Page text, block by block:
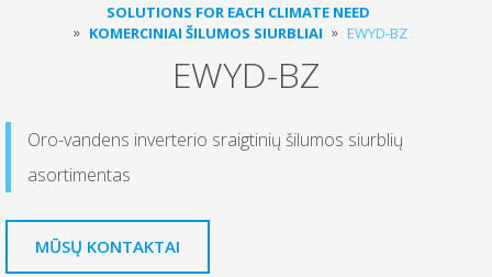
SOLUTIONS FOR EACH CLIMATE NEED
KOMERCINIAI ŠILUMOS SIURBLIAI
EWYD-BZ
EWYD-BZ
Oro-vandens inverterio sraigtinių šilumos siurblių
asortimentas
MŪSŲ KONTAKTAI